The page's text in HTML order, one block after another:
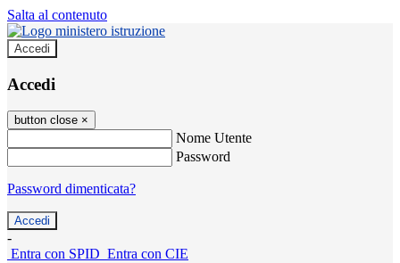
Salta al contenuto
Accedi
Accedi
button close ×
Nome Utente
Password
Password dimenticata?
-
Entra con SPID Entra con CIE